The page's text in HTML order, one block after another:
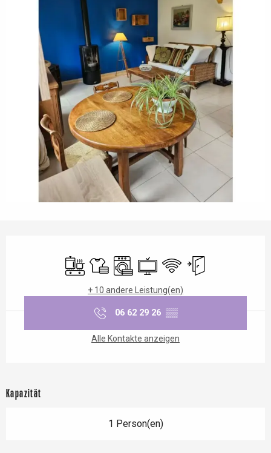
KochplatteBettwäsche und Laken
Waschmaschine
Fernsehen
Wi-Fi Unabhängiger
+ 10 andere Leistung(en)
06 62 29 26 ▒▒
Alle Kontakte anzeigen
Kapazität
1 Person(en)